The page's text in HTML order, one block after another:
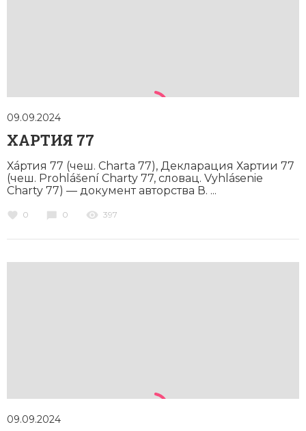
09.09.2024
ХАРТИЯ 77
Хáртия 77 (чеш. Charta 77), Декларация Хартии 77
(чеш. Prohlášení Charty 77, словац. Vyhlásenie
Charty 77) — документ авторства В. ...
0 0 397
09.09.2024